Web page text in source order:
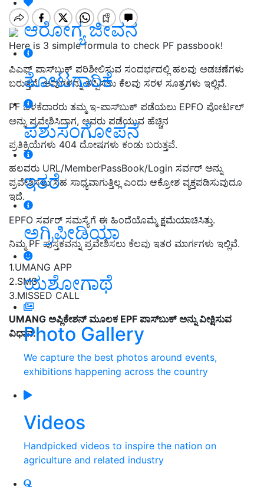
ಆರೋಗ್ಯ ಜೀವನ
ತೋಟಗಾರಿಕೆ
ಪಶುಸಂಗೋಪನೆ
ಇತರೆ
ಅಗ್ರಿಪೀಡಿಯಾ
ಯಶೋಗಾಥೆ
Photo Gallery
We capture the best photos around events,
exhibitions happening across the country
Videos
Handpicked videos to inspire the nation on
agriculture and related industry
Here is 3 simple formula to check PF passbook!
ಪಿಎಫ್‌ ಪಾಸ್‌ಬುಕ್‌ ಪರಿಶೀಲಿಸುವ ಸಂದರ್ಭದಲ್ಲಿ ಹಲವು ಅಡಚಣೆಗಳು
ಬರುತ್ತವೆ. ಅವುಗಳನ್ನು ತಪ್ಪಿಸಲು ಕೆಲವು ಸರಳ ಸೂತ್ರಗಳು ಇಲ್ಲಿವೆ.
PF ಬಳಕೆದಾರರು ತಮ್ಮ ಇ-ಪಾಸ್‌ಬುಕ್ ಪಡೆಯಲು EPFO ​​ಪೋರ್ಟಲ್
ಅನ್ನು ಪ್ರವೇಶಿಸಿದಾಗ, ಅವರು ಪಡೆಯುವ ಹೆಚ್ಚಿನ
ಪ್ರತಿಕ್ರಿಯೆಗಳು 404 ದೋಷಗಳು ಕಂಡು ಬರುತ್ತವೆ.
ಹಲವರು URL/MemberPassBook/Login ಸರ್ವರ್ ಅನ್ನು
ಪ್ರವೇಶಿಸಲು ಸಹ ಸಾಧ್ಯವಾಗುತ್ತಿಲ್ಲ ಎಂದು ಆಕ್ರೋಶ ವ್ಯಕ್ತಪಡಿಸುವುದೂ
ಇದೆ.
EPFO ಸರ್ವರ್ ಸಮಸ್ಯೆಗೆ ಈ ಹಿಂದೆಯೊಮ್ಮೆ ಕ್ಷಮೆಯಾಚಿಸಿತ್ತು.
ನಿಮ್ಮ PF ಪುಸ್ತಕವನ್ನು ಪ್ರವೇಶಿಸಲು ಕೆಲವು ಇತರ ಮಾರ್ಗಗಳು ಇಲ್ಲಿವೆ.
1.UMANG APP
2.SMS
3.MISSED CALL
UMANG ಅಪ್ಲಿಕೇಶನ್ ಮೂಲಕ EPF ಪಾಸ್‌ಬುಕ್ ಅನ್ನು ವೀಕ್ಷಿಸುವ
ವಿಧಾನ: